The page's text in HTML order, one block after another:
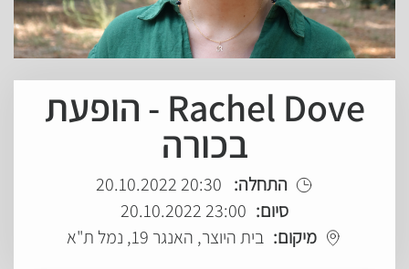
Rachel Dove - הופעת
בכורה
התחלה: 20:30 20.10.2022
סיום: 23:00 20.10.2022
מיקום: בית היוצר, האנגר 19, נמל ת"א